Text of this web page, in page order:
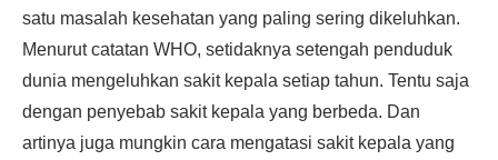
satu masalah kesehatan yang paling sering dikeluhkan.
Menurut catatan WHO, setidaknya setengah penduduk
dunia mengeluhkan sakit kepala setiap tahun. Tentu saja
dengan penyebab sakit kepala yang berbeda. Dan
artinya juga mungkin cara mengatasi sakit kepala yang